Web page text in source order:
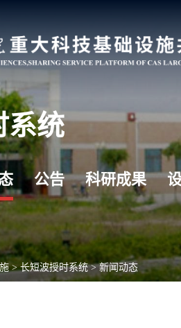
系统
公告 科研成果
>长短波授时系统>新闻动态